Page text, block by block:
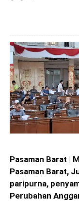
Pasaman Barat |
Pasaman Barat,
paripurna,
Perubahan